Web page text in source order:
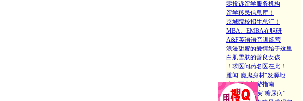
零投诉留学服务机构
留学移民信息库！
京城院校招生总汇！
MBA、EMBA在职研
A&F英语语音训练营
浪漫甜蜜的爱情始于这里
白肌雪肤的善良女孩
！求医问药名医在此！
雅闻"魔鬼身材"发源地
古都西安旅游指南
征服人间顽疾“糖尿病”